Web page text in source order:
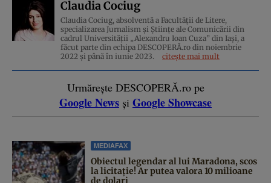
Claudia Cociug
Claudia Cociug, absolventă a Facultății de Litere,
specializarea Jurnalism și Științe ale Comunicării din
cadrul Universității „Alexandru Ioan Cuza” din Iași, a
făcut parte din echipa DESCOPERĂ.ro din noiembrie
2022 și până în iunie 2023.
citește mai mult
Urmărește DESCOPERĂ.ro pe
Google News și Google Showcase
MEDIAFAX
Obiectul legendar al lui Maradona, scos
la licitație! Ar putea valora 10 milioane
de dolari